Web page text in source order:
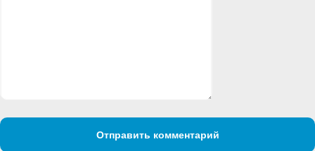
Отправить комментарий